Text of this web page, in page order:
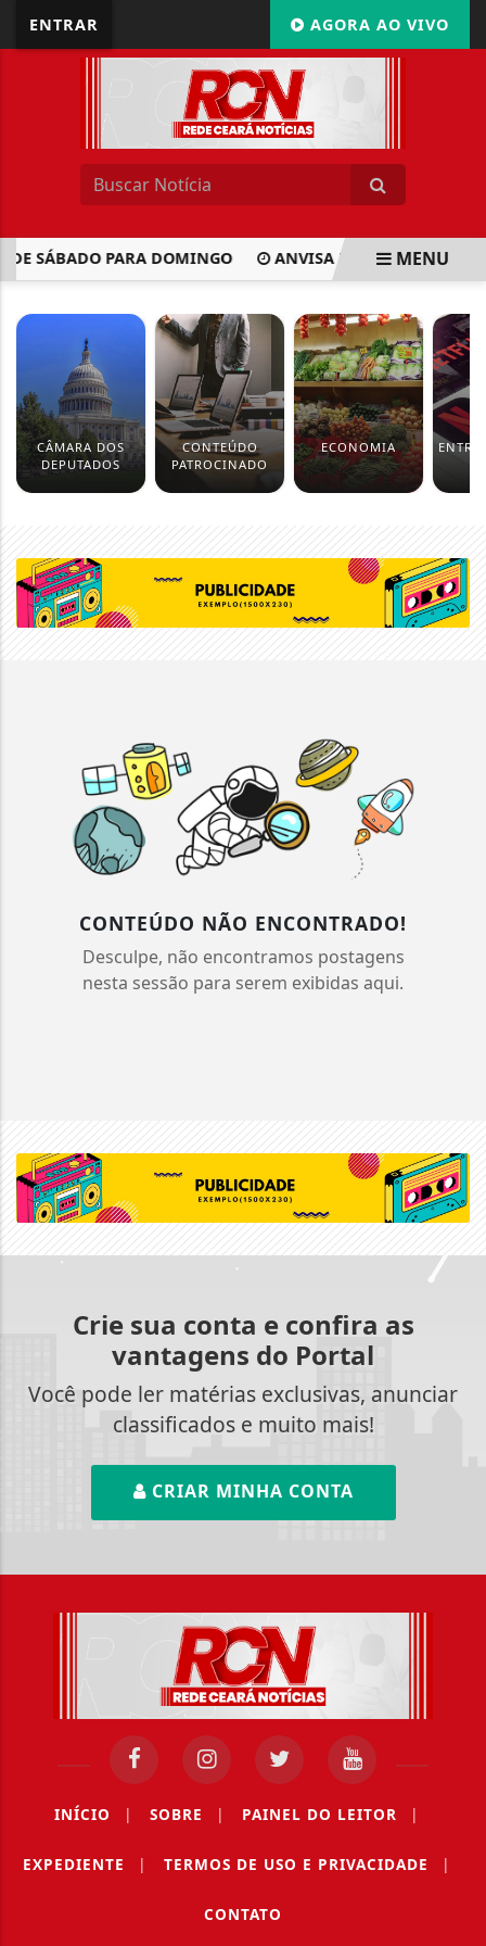
ENTRAR AGORA AO VIVO
DE SÁBADO PARA DOMINGO ANVISA REGISTRA 5 NOVAS
MENU
CÂMARA DOS
DEPUTADOS
CONTEÚDO
PATROCINADO
ECONOMIA
CONTEÚDO NÃO ENCONTRADO!
Desculpe, não encontramos postagens
nesta sessão para serem exibidas aqui.
Crie sua conta e confira as
vantagens do Portal
Você pode ler matérias exclusivas, anunciar
classificados e muito mais!
CRIAR MINHA CONTA
INÍCIO | SOBRE | PAINEL DO LEITOR |
EXPEDIENTE | TERMOS DE USO E PRIVACIDADE |
CONTATO